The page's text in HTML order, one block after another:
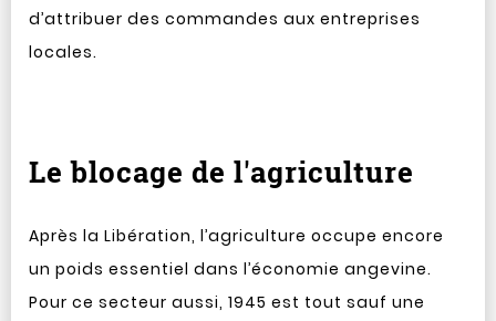
d’attribuer des commandes aux entreprises
locales.
Le blocage de l'agriculture
Après la Libération, l’agriculture occupe encore
un poids essentiel dans l’économie angevine.
Pour ce secteur aussi, 1945 est tout sauf une